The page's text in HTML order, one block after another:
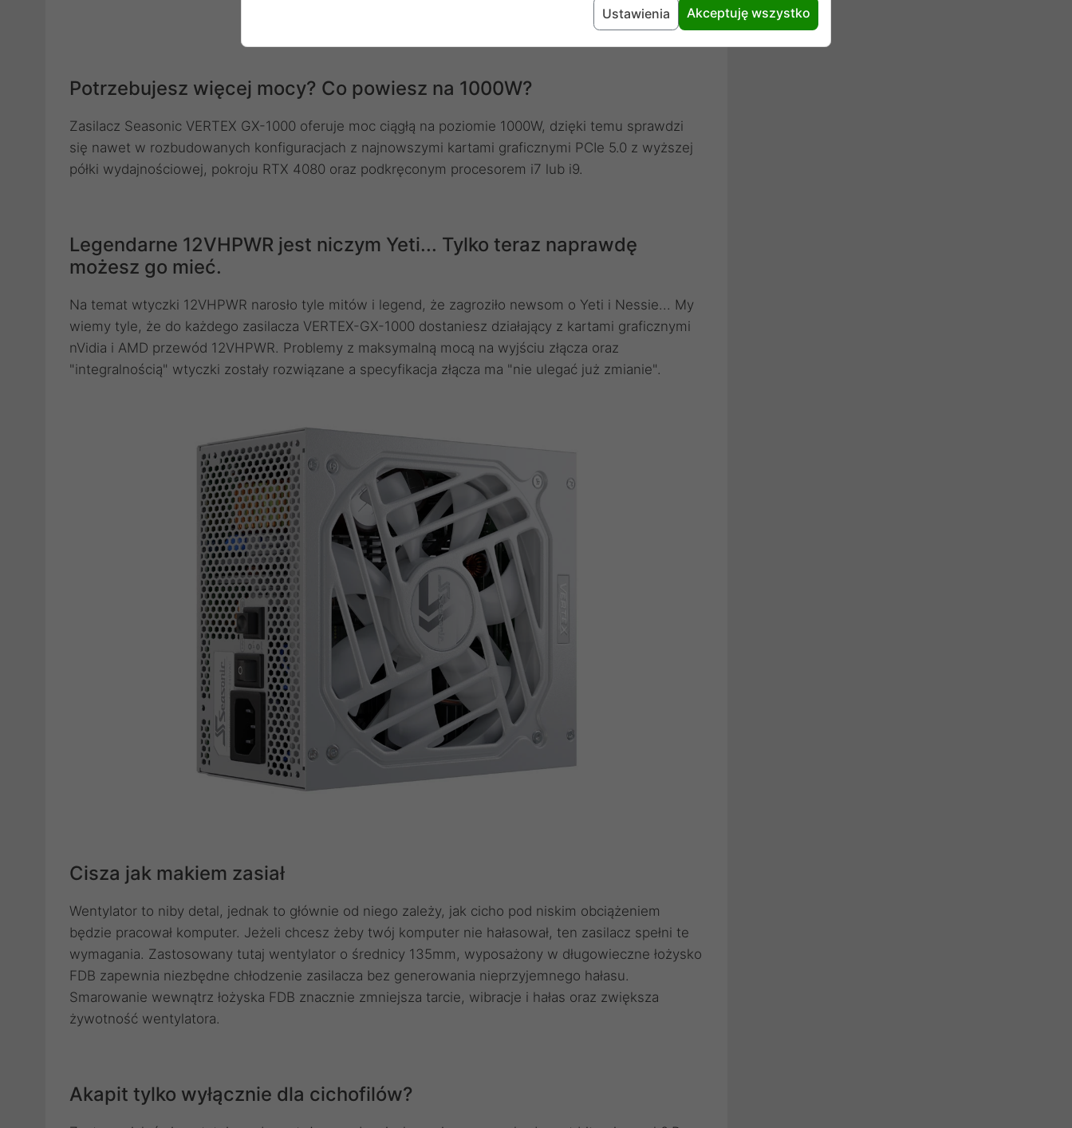
Potrzebujesz więcej mocy? Co powiesz na 1000W?
Zasilacz Seasonic VERTEX GX-1000 oferuje moc ciągłą na poziomie 1000W, dzięki temu sprawdzi
się nawet w rozbudowanych konfiguracjach z najnowszymi kartami graficznymi PCIe 5.0 z wyższej
półki wydajnościowej, pokroju RTX 4080 oraz podkręconym procesorem i7 lub i9.
Legendarne 12VHPWR jest niczym Yeti... Tylko teraz naprawdę
możesz go mieć.
Na temat wtyczki 12VHPWR narosło tyle mitów i legend, że zagroziło newsom o Yeti i Nessie... My
wiemy tyle, że do każdego zasilacza VERTEX-GX-1000 dostaniesz działający z kartami graficznymi
nVidia i AMD przewód 12VHPWR. Problemy z maksymalną mocą na wyjściu złącza oraz
"integralnością" wtyczki zostały rozwiązane a specyfikacja złącza ma "nie ulegać już zmianie".
Cisza jak makiem zasiał
Wentylator to niby detal, jednak to głównie od niego zależy, jak cicho pod niskim obciążeniem
będzie pracował komputer. Jeżeli chcesz żeby twój komputer nie hałasował, ten zasilacz spełni te
wymagania. Zastosowany tutaj wentylator o średnicy 135mm, wyposażony w długowieczne łożysko
FDB zapewnia niezbędne chłodzenie zasilacza bez generowania nieprzyjemnego hałasu.
Smarowanie wewnątrz łożyska FDB znacznie zmniejsza tarcie, wibracje i hałas oraz zwiększa
żywotność wentylatora.
Akapit tylko wyłącznie dla cichofilów?
Ustawienia Akceptuję wszystko